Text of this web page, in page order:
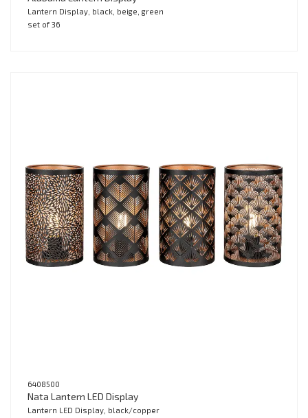
Lantern Display, black, beige, green
set of 36
6408500
Nata Lantern LED Display
Lantern LED Display, black/copper